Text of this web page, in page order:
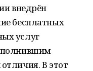
внедрён
бесплатных
услуг
В этот